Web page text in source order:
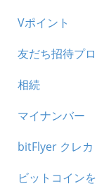
Vポイント
友だち招待プ
相続
マイナンバー
bitFlyer クレカ
ビットコイン